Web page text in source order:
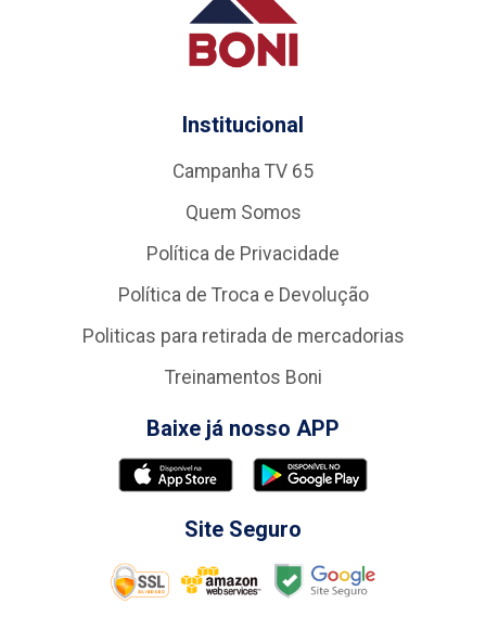
Institucional
Campanha TV 65
Quem Somos
Política de Privacidade
Política de Troca e Devolução
Politicas para retirada de mercadorias
Treinamentos Boni
Baixe já nosso APP
Site Seguro